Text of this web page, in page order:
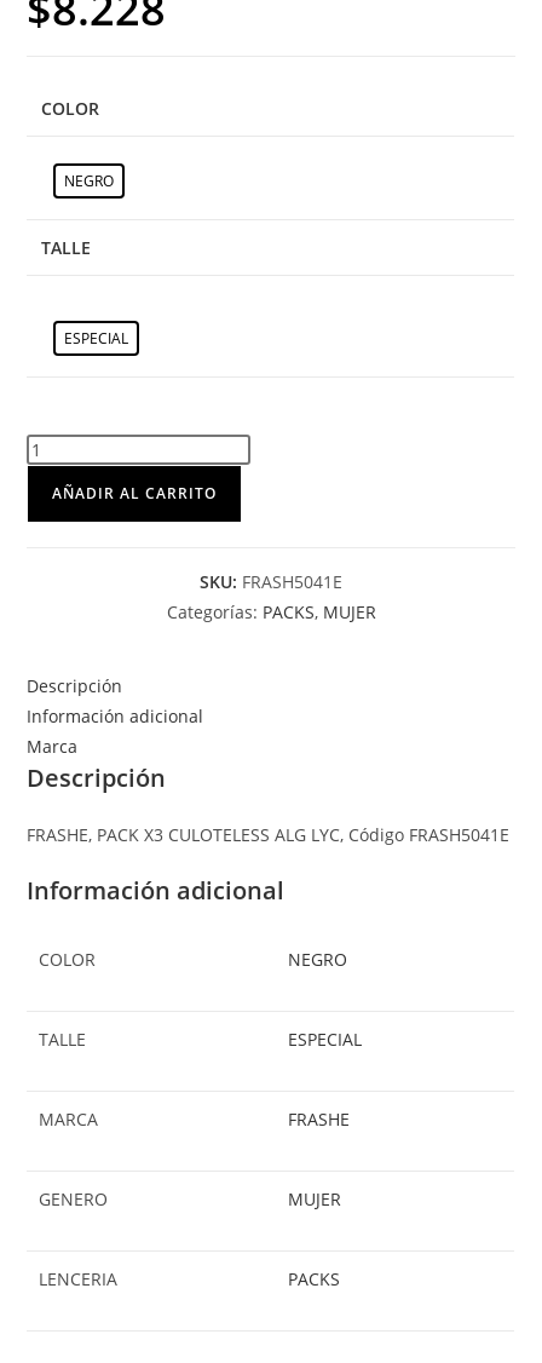
COLOR
NEGRO
TALLE
ESPECIAL
AÑADIR AL CARRITO
SKU: FRASH5041E
Categorías: PACKS, MUJER
Descripción
Información adicional
Marca
Descripción
FRASHE, PACK X3 CULOTELESS ALG LYC, Código FRASH5041E
Información adicional
COLOR NEGRO
TALLE ESPECIAL
MARCA FRASHE
GENERO MUJER
LENCERIA PACKS